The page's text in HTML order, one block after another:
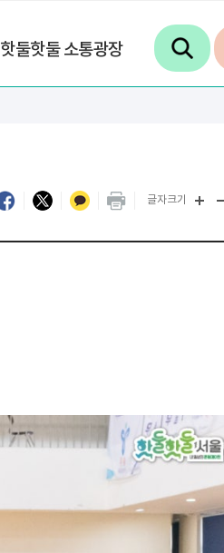
핫둘핫둘 소통광장
글자크기